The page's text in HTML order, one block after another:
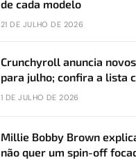
de cada modelo
21 DE JULHO DE 2026
Crunchyroll anuncia
para julho; confira a lista
1 DE JULHO DE 2026
Millie Bobby Brown
não quer um spin-off